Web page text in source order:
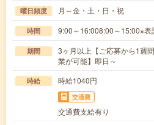
曜日頻度 月～金・土・日・祝
時間 9:00～16:008:00～15:00※表
期間
3ヶ月以上【ご応募から1週
業が可能】即日～
時給 時給1040円
交通費
交通費支給有り